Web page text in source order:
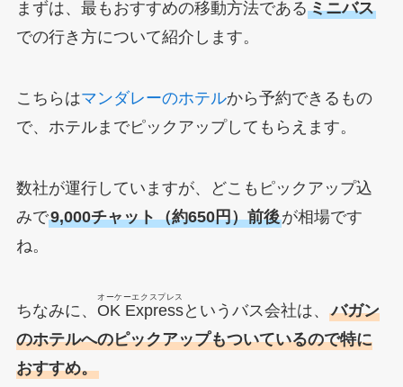
まずは、最もおすすめの移動方法であるミニバス
での行き方について紹介します。
こちらはマンダレーのホテルから予約できるもの
で、ホテルまでピックアップしてもらえます。
数社が運行していますが、どこもピックアップ込
みで9,000チャット（約650円）前後が相場です
ね。
ちなみに、 OK Express
オーケーエクスプレス
というバス会社は、 バガン
のホテルへのピックアップもついているので特に
おすすめ。